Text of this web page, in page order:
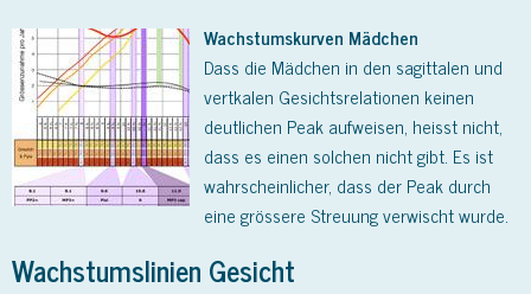
Wachstumskurven Mädchen
Dass die Mädchen in den sagittalen und
vertkalen Gesichtsrelationen keinen
deutlichen Peak aufweisen, heisst nicht,
dass es einen solchen nicht gibt. Es ist
wahrscheinlicher, dass der Peak durch
eine grössere Streuung verwischt wurde.
Wachstumslinien Gesicht